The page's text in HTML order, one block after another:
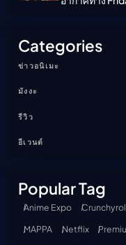
Categories
ข่าวอนิเมะ
มังงะ
รีวิว
อีเวนต์
Popular Tag
Anime Expo
MAPPA
Netflix